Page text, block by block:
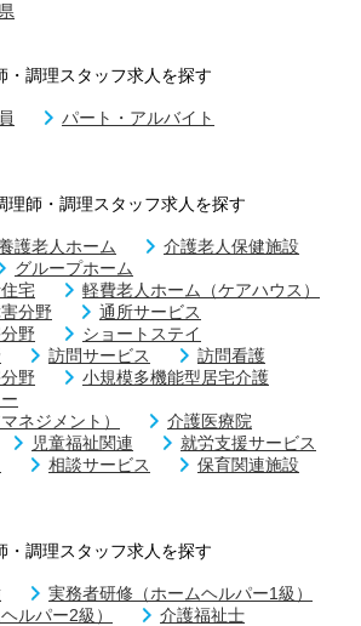
・調理スタッフ求人を探す
パート・アルバイト
理師・調理スタッフ求人を探す
護老人ホーム
介護老人保健施設
グループホーム
宅
軽費老人ホーム（ケアハウス）
分野
通所サービス
野
ショートステイ
訪問サービス
訪問看護
野
小規模多機能型居宅介護
ネジメント）
介護医療院
児童福祉関連
就労支援サービス
相談サービス
保育関連施設
・調理スタッフ求人を探す
実務者研修（ホームヘルパー1級）
ルパー2級）
介護福祉士